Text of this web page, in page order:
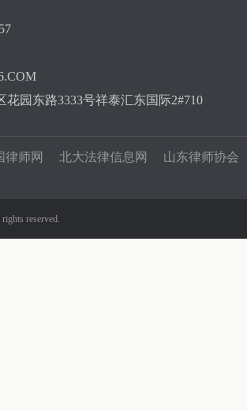
花园东路3333号祥泰汇东国际2#710
律师网 北大法律信息网 山东律师协会
reserved.